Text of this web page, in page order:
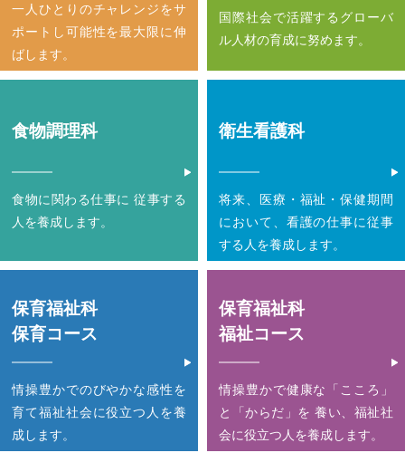
一人ひとりのチャレンジをサ
ポートし可能性を最大限に伸
ばします。
国際社会で活躍する グローバ
ル人材の育成に努めます。
食物調理科
食物に関わる仕事に 従事する
人を養成します。
衛生看護科
将来、医療・福祉・保健期間
において、 看護の仕事に従事
する人を養成します。
保育福祉科
保育コース
情操豊かでのびやかな感性を
育て福祉社会に役立つ人を養
成します。
保育福祉科
福祉コース
情操豊かで健康な「こころ」
と「からだ」を 養い、福祉社
会に役立つ人を養成します。